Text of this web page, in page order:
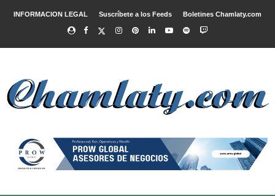
INFORMACION LEGAL Suscríbete a los Feeds Boletines Chamlaty.com